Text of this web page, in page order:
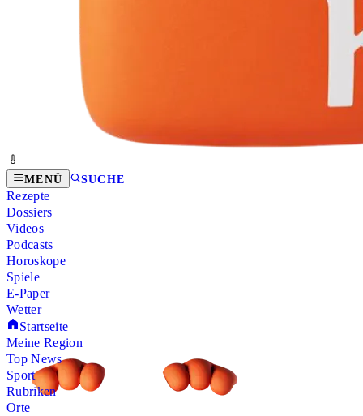
MENÜ SUCHE
Rezepte
Dossiers
Videos
Podcasts
Horoskope
Spiele
E-Paper
Wetter
Startseite
Meine Region
Top News
Sport
Rubriken
Orte